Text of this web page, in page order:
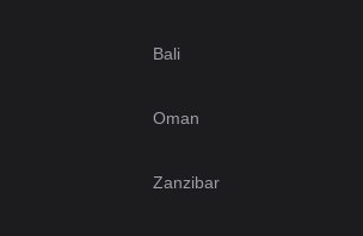
Bali
Oman
Zanzibar